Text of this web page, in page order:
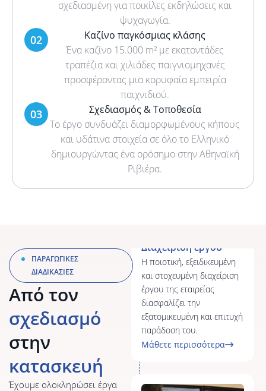
σχεδιασμένη για ποικίλες εκδηλώσεις και
ψυχαγωγία.
02
Καζίνο παγκόσμιας κλάσης
Ένα καζίνο 15.000 m² με εκατοντάδες
τραπέζια και χιλιάδες παιγνιομηχανές
προσφέροντας μια κορυφαία εμπειρία
παιχνιδιού.
03
Σχεδιασμός & Τοποθεσία
Το έργο συνδυάζει διαμορφωμένους κήπους
και υδάτινα στοιχεία σε όλο το Ελληνικό
δημιουργώντας ένα ορόσημο στην Αθηναϊκή
Ριβιέρα.
ΠΑΡΑΓΩΓΙΚΕΣ
ΔΙΑΔΙΚΑΣΙΕΣ
Από τον
σχεδιασμό
στην
κατασκευή
Έχουμε ολοκληρώσει έργα
Διαχείριση έργου
Η ποιοτική, εξειδικευμένη
και στοχευμένη διαχείριση
έργου της εταιρείας
διασφαλίζει την
εξατομικευμένη και επιτυχή
παράδοση του.
Μάθετε περισσότερα
Η εταιρεία Κ. Λιαρομάτης
παρέχει λεπτομερή
σχεδίαση που
ανταποκρίνεται πλήρως
στις δικές σας ανάγκες.
Μάθετε περισσότερα